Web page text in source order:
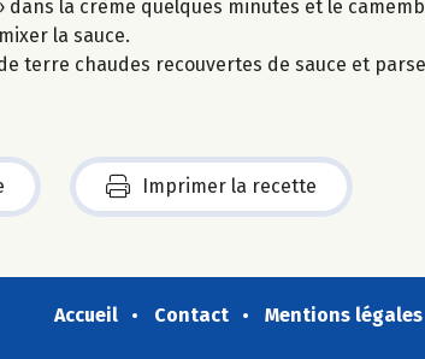
dans la crème quelques minutes et le
la sauce.
terre chaudes recouvertes de sauce et
Imprimer la recette
Accueil Contact Mentions légales